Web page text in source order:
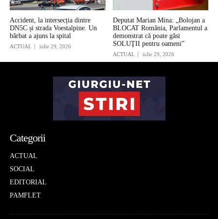
Accident, la intersecția dintre
DN5C și strada Voestalpine. Un
bărbat a ajuns la spital
ACTUAL iulie 29, 2026
Deputat Marian Mina: „Bolojan a
BLOCAT România, Parlamentul a
demonstrat că poate găsi
SOLUŢII pentru oameni”
ACTUAL iulie 29, 2026
Categorii
ACTUAL
SOCIAL
EDITORIAL
PAMFLET